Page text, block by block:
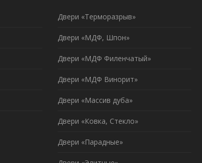
Двери «Терморазрыв»
Двери «МДФ, Шпон»
Двери «МДФ Филенчатый»
Двери «МДФ Винорит»
Двери «Массив дуба»
Двери «Ковка, Стекло»
Двери «Парадные»